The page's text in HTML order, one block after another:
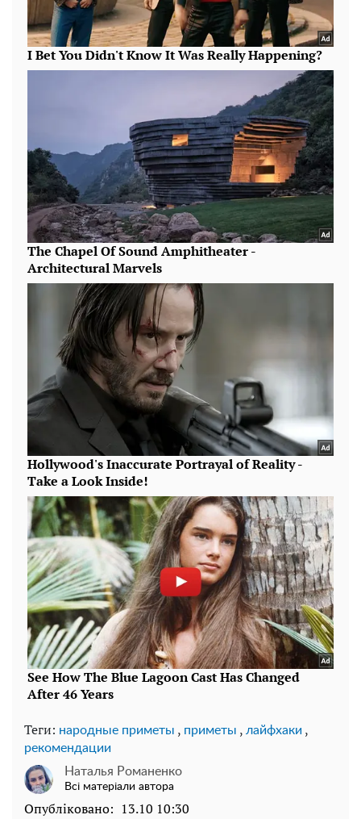
Теги: народные приметы , приметы , лайфхаки ,
рекомендации
Наталья Романенко
Всі матеріали автора
Опубліковано: 13.10 10:30